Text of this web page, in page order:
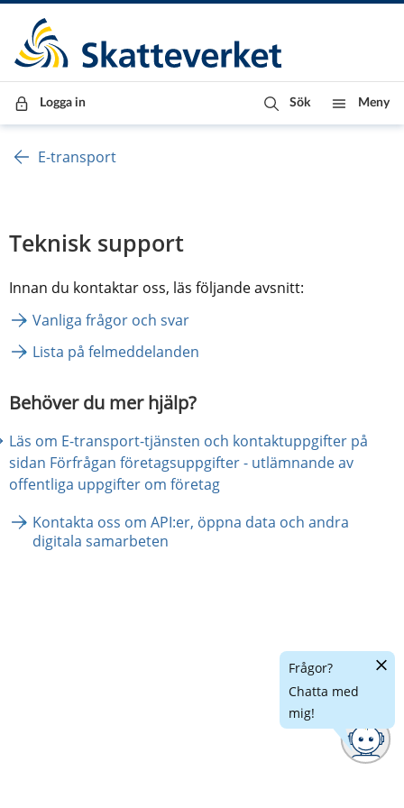
Till innehåll
Till navigationen
Till chattrobot
Logga in Sök Meny
E-transport
Teknisk support
Innan du kontaktar oss, läs följande avsnitt:
Vanliga frågor och svar
Lista på felmeddelanden
Behöver du mer hjälp?
Läs om E-transport-tjänsten och kontaktuppgifter på
sidan Förfrågan företagsuppgifter - utlämnande av
offentliga uppgifter om företag
Kontakta oss om API:er, öppna data och andra
digitala samarbeten
Frågor?
Chatta med
mig!
Dölj